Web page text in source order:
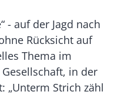
- auf der Jagd nach
Rücksicht auf
Thema im
in der
„Unterm Strich zähl